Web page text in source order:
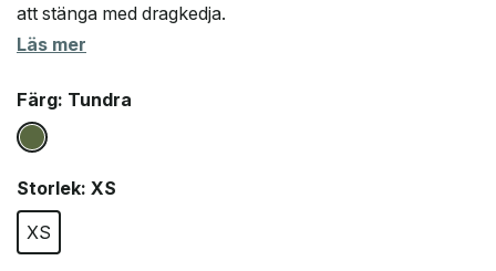
att stänga med dragkedja.
Läs mer
Färg: Tundra
Storlek: XS
XS